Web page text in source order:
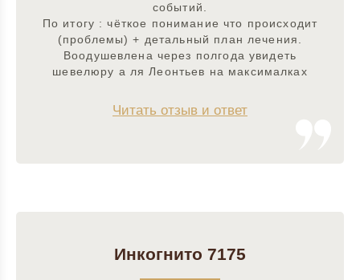
событий.
По итогу : чёткое понимание что происходит
(проблемы) + детальный план лечения.
Воодушевлена через полгода увидеть
шевелюру а ля Леонтьев на максималках
Читать отзыв и ответ
Инкогнито 7175